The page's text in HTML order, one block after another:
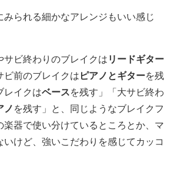
みられる細かなアレンジもいい感じ
サビ終わりのブレイクは リードギター
ビ前のブレイクは ピアノとギターを残
レイクはベース を残す」「大サビ終わ
ノ を残す」と、同じようなブレイクフ
楽器で使い分けているところとか、マ
いけど、強いこだわりを感じてカッコ